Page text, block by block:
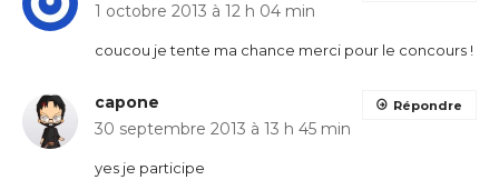
1 octobre 2013 à 12 h 04 min
coucou je tente ma chance merci pour le concours !
capone
30 septembre 2013 à 13 h 45 min
yes je participe
Répondre